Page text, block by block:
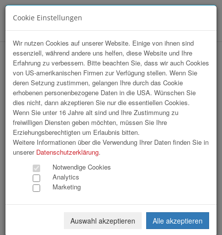
VKB Stiftskonzert
Cookie Einstellungen
Wir nutzen Cookies auf unserer Website. Einige von ihnen sind
essenziell, während andere uns helfen, diese Website und Ihre
Erfahrung zu verbessern. Bitte beachten Sie, dass wir auch Cookies
von US-amerikanischen Firmen zur Verfügung stellen. Wenn Sie
deren Setzung zustimmen, gelangen Ihre durch das Cookie
erhobenen personenbezogene Daten in die USA. Wünschen Sie
dies nicht, dann akzeptieren Sie nur die essentiellen Cookies.
Wenn Sie unter 16 Jahre alt sind und Ihre Zustimmung zu
freiwilligen Diensten geben möchten, müssen Sie Ihre
Erziehungsberechtigten um Erlaubnis bitten.
Weitere Informationen über die Verwendung Ihrer Daten finden Sie in
unserer Datenschutzerklärung.
Notwendige Cookies
Analytics
Marketing
Auswahl akzeptieren Alle akzeptieren